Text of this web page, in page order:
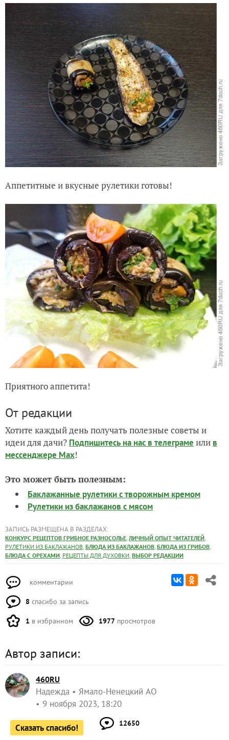
Аппетитные и вкусные рулетики готовы!
Приятного аппетита!
От редакции
Хотите каждый день получать полезные советы и
идеи для дачи?Подпишитесь на нас в телеграме или в
мессенджере Max!
Это может быть полезным:
Баклажанные рулетики с творожным кремом
Рулетики из баклажанов с мясом
ЗАПИСЬ РАЗМЕЩЕНА В РАЗДЕЛАХ:
КОНКУРС РЕЦЕПТОВ ГРИБНОЕ РАЗНОСОЛЬЕ ЛИЧНЫЙ ОПЫТ ЧИТАТЕЛЕЙ
РУЛЕТИКИ ИЗ БАКЛАЖАНОВ,БЛЮДА ИЗ БАКЛАЖАНОВ,БЛЮДА ИЗ ГРИБОВ
БЛЮДА С ОРЕХАМИ,РЕЦЕПТЫ ДЛЯ ДУХОВКИ,ВЫБОР РЕДАКЦИИ
8 спасибо за запись
1 в избранном 1977
Автор записи:
460RU
Надежда
Ямало-Ненецкий АО
9 ноября 2023, 18:20
Сказать спасибо! 12650